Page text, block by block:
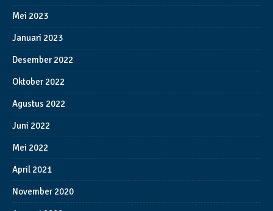
Mei 2023
Januari 2023
Desember 2022
Oktober 2022
Agustus 2022
Juni 2022
Mei 2022
April 2021
November 2020